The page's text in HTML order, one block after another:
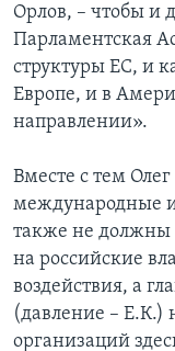
Орлов, – чтобы и
Парламентская
структуры ЕС, и
Европе, и в
направлении».
Вместе с тем
международные
также не должны
на российские
воздействия, а
(давление – Е.К.)
организаций